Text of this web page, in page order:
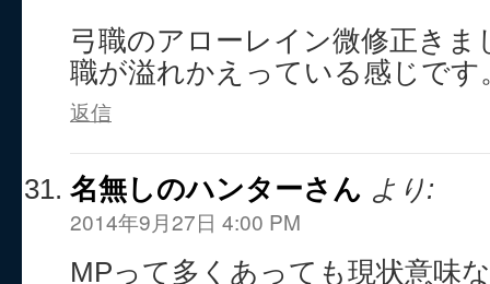
弓職のアローレイン微修正き
職が溢れかえっている感じです
返信
名無しのハンターさん より:
2014年9月27日 4:00 PM
MPって多くあっても現状意味